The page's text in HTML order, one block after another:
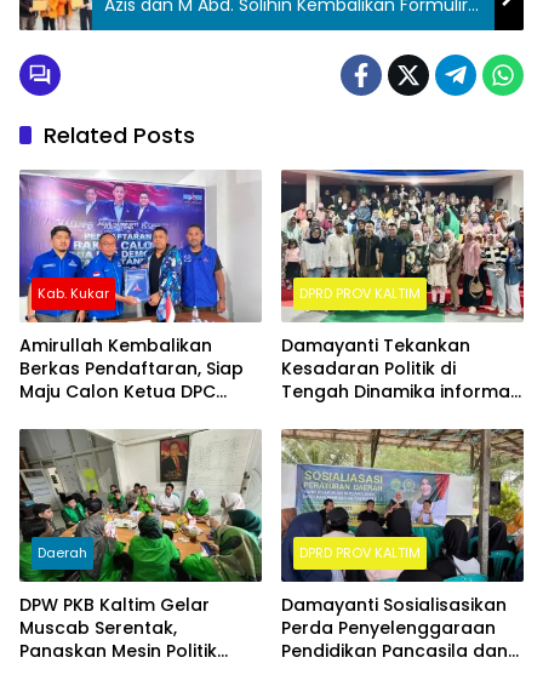
Azis dan M Abd. Solihin Kembalikan Formulir
Pendaftaran
Related Posts
Kab. Kukar
Amirullah Kembalikan
Berkas Pendaftaran, Siap
Maju Calon Ketua DPC
DPRD PROV KALTIM
Damayanti Tekankan
Kesadaran Politik di
Tengah Dinamika informasi
Daerah
DPW PKB Kaltim Gelar
Muscab Serentak,
Panaskan Mesin Politik
DPRD PROV KALTIM
Damayanti Sosialisasikan
Perda Penyelenggaraan
Pendidikan Pancasila dan